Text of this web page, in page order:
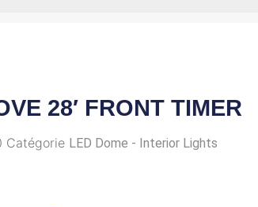
28′ FRONT TIMER
Catégorie LED Dome - Interior Lights